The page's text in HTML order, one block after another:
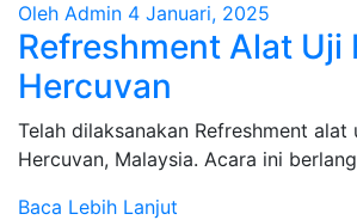
Oleh Admin 4 Januari, 2025
Refreshment Alat Uji
Hercuvan
Telah dilaksanakan Refreshment alat
Hercuvan, Malaysia. Acara ini
Baca Lebih Lanjut